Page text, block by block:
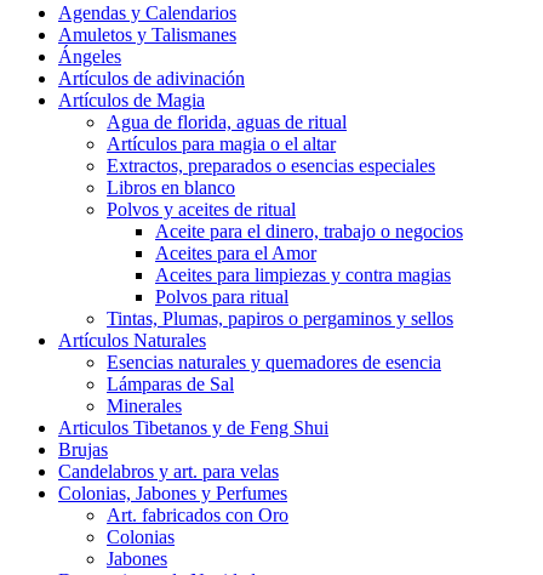
Agendas y Calendarios
Amuletos y Talismanes
Ángeles
Artículos de adivinación
Artículos de Magia
Agua de florida, aguas de ritual
Artículos para magia o el altar
Extractos, preparados o esencias especiales
Libros en blanco
Polvos y aceites de ritual
Aceite para el dinero, trabajo o negocios
Aceites para el Amor
Aceites para limpiezas y contra magias
Polvos para ritual
Tintas, Plumas, papiros o pergaminos y sellos
Artículos Naturales
Esencias naturales y quemadores de esencia
Lámparas de Sal
Minerales
Articulos Tibetanos y de Feng Shui
Brujas
Candelabros y art. para velas
Colonias, Jabones y Perfumes
Art. fabricados con Oro
Colonias
Jabones